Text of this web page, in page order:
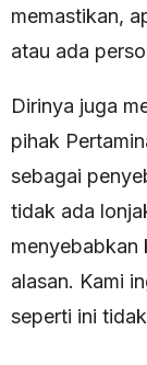
memastikan,
atau ada
Dirinya juga
pihak
sebagai
tidak ada
menyebabkan
alasan. Kami
seperti ini